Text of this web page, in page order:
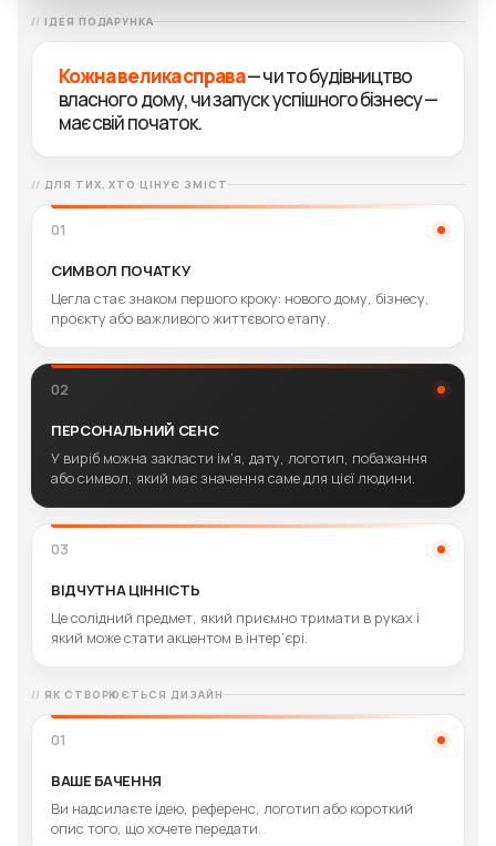
ІДЕЯ ПОДАРУНКА
Кожна велика справа— чи то будівництво
власного дому, чи запуск успішного бізнесу —
має свій початок.
ДЛЯ ТИХ, ХТО ЦІНУЄ ЗМІСТ
01
СИМВОЛ ПОЧАТКУ
Цегла стає знаком першого кроку: нового дому, бізнесу,
проєкту або важливого життєвого етапу.
02
ПЕРСОНАЛЬНИЙ СЕНС
У виріб можна закласти ім’я, дату, логотип, побажання
або символ, який має значення саме для цієї людини.
03
ВІДЧУТНА ЦІННІСТЬ
Це солідний предмет, який приємно тримати в руках і
який може стати акцентом в інтер’єрі.
ЯК СТВОРЮЄТЬСЯ ДИЗАЙН
01
ВАШЕ БАЧЕННЯ
Ви надсилаєте ідею, референс, логотип або короткий
опис того, що хочете передати.